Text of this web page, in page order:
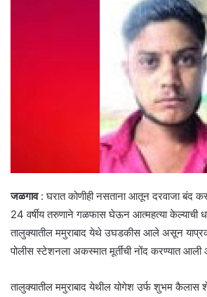
जळगाव: घरात कोणीही नसताना आतून दरवाजा बंद
24 वर्षीय तरुणाने गळफास घेऊन आत्महत्या केल्याची
तालुक्यातील ममुराबाद येथे उघडकीस आले असून
पोलीस स्टेशनला अकस्मात मूर्तीची नोंद करण्यात
तालुक्यातील ममुराबाद येथील योगेश उर्फ शुभम